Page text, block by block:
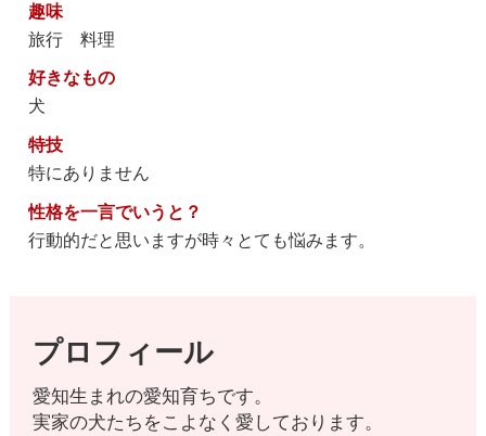
趣味
旅行 料理
好きなもの
犬
特技
特にありません
性格を一言でいうと？
行動的だと思いますが時々とても悩みます。
プロフィール
愛知生まれの愛知育ちです。
実家の犬たちをこよなく愛しております。